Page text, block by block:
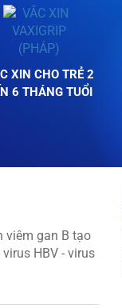
XIN CHO TRẺ 2
6 THÁNG TUỔI
viêm gan B tạo
HBV - virus